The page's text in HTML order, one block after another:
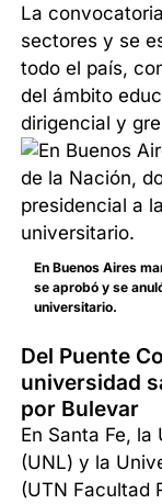
La
sectores y se
todo el país,
del ámbito
dirigencial y
En Buenos Aires
se aprobó y se
universitario.
Del Puente
universidad
por Bulevar
En Santa Fe,
(UNL) y la
(UTN Facultad